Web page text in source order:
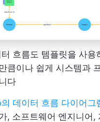
흐름도 템플릿을 사용
큼이나 쉽게 시스템과
다
데이터 흐름 다이어그
, 소프트웨어 엔지니어,